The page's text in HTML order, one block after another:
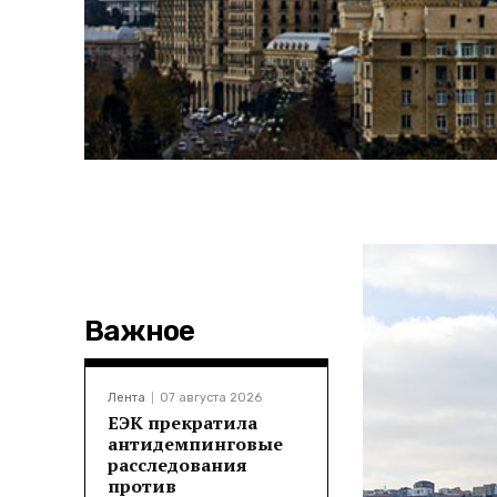
Важное
Лента 07 августа 2026
ЕЭК прекратила
антидемпинговые
расследования
против